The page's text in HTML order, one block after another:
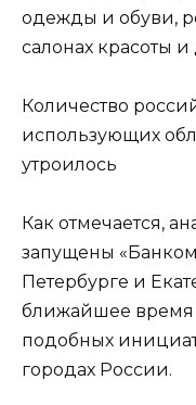
одежды и обуви,
салонах красоты и
Количество
использующих
утроилось
Как отмечается,
запущены
Петербурге и
ближайшее время
подобных
городах России.